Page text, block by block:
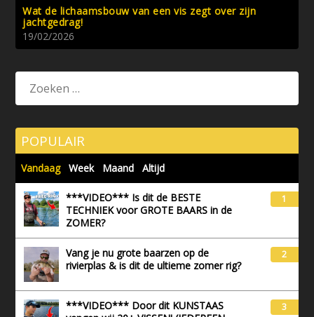
Wat de lichaamsbouw van een vis zegt over zijn
jachtgedrag!
19/02/2026
POPULAIR
Vandaag Week Maand Altijd
***VIDEO*** Is dit de BESTE
TECHNIEK voor GROTE BAARS in de
ZOMER?
1
Vang je nu grote baarzen op de
rivierplas & is dit de ultieme zomer rig?
2
***VIDEO*** Door dit KUNSTAAS
3